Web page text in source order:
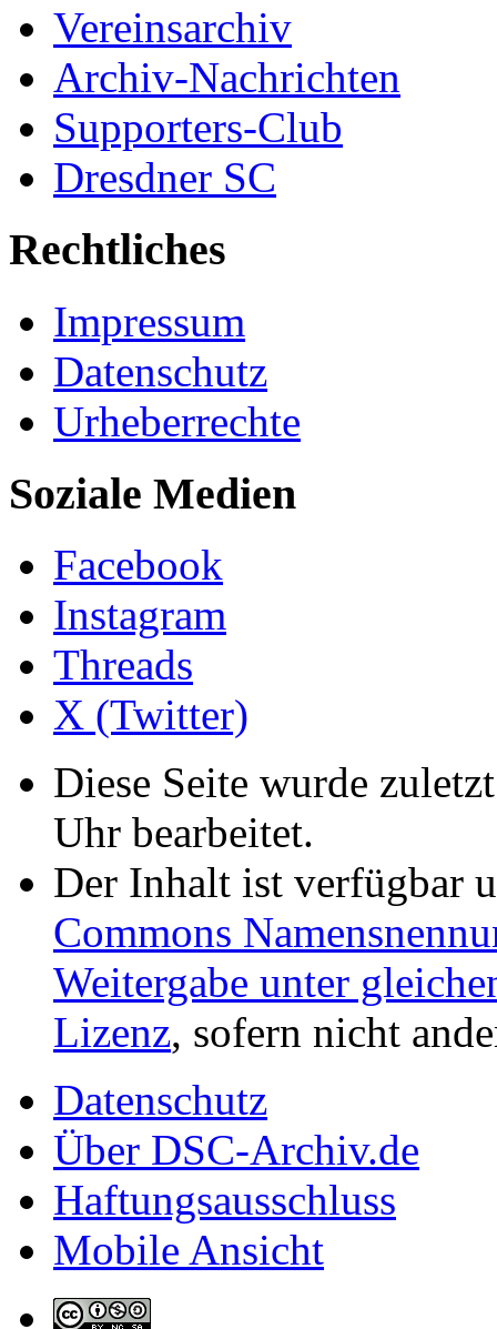
Vereinsarchiv
Archiv-Nachrichten
Supporters-Club
Dresdner SC
Rechtliches
Impressum
Datenschutz
Urheberrechte
Soziale Medien
Facebook
Instagram
Threads
X (Twitter)
Diese Seite wurde
Uhr bearbeitet.
Der Inhalt ist verfügbar
Commons
Weitergabe unter
Lizenz, sofern nicht
Datenschutz
Über DSC-Archiv.de
Haftungsausschluss
Mobile Ansicht